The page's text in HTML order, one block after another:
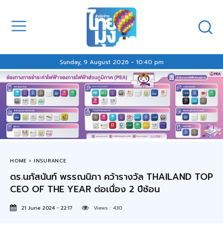
Sunday, 9 August 2026 - 10:40 pm
HOME INSURANCE
ดร.นภัสนันท์ พรรณนิภา คว้ารางวัล THAILAND TOP
CEO OF THE YEAR ต่อเนื่อง 2 ปีซ้อน
21 June 2024 - 22:17 Views : 430